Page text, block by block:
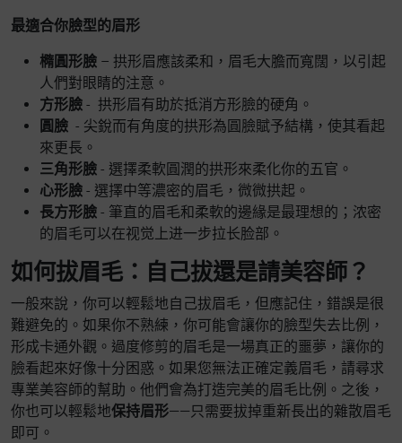
最適合你臉型的眉形
橢圓形臉 – 拱形眉應該柔和，眉毛大膽而寬闊，以引起
人們對眼睛的注意。
方形臉 - 拱形眉有助於抵消方形臉的硬角。
圓臉 - 尖銳而有角度的拱形為圓臉賦予結構，使其看起
來更長。
三角形臉 - 選擇柔軟圓潤的拱形來柔化你的五官。
心形臉 - 選擇中等濃密的眉毛，微微拱起。
長方形臉 - 筆直的眉毛和柔軟的邊緣是最理想的；浓密
的眉毛可以在视觉上进一步拉长脸部。
如何拔眉毛：自己拔還是請美容師？
一般來說，你可以輕鬆地自己拔眉毛，但應記住，錯誤是很
難避免的。如果你不熟練，你可能會讓你的臉型失去比例，
形成卡通外觀。過度修剪的眉毛是一場真正的噩夢，讓你的
臉看起來好像十分困惑。如果您無法正確定義眉毛，請尋求
專業美容師的幫助。他們會為打造完美的眉毛比例。之後，
你也可以輕鬆地保持眉形——只需要拔掉重新長出的雜散眉毛
即可。